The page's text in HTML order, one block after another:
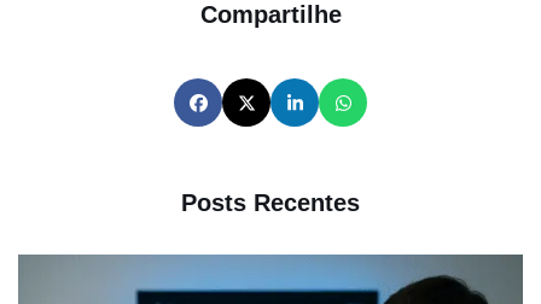
Compartilhe
Posts Recentes